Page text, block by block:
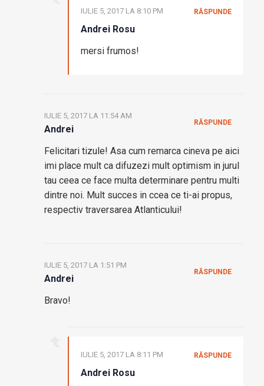
Andrei Rosu
IULIE 5, 2017 LA 8:10 PM
mersi frumos!
RĂSPUNDE
Andrei
IULIE 5, 2017 LA 11:54 AM
Felicitari tizule! Asa cum remarca cineva pe aici
imi place mult ca difuzezi mult optimism in jurul
tau ceea ce face multa determinare pentru multi
dintre noi. Mult succes in ccea ce ti-ai propus,
respectiv traversarea Atlanticului!
RĂSPUNDE
Andrei
IULIE 5, 2017 LA 1:51 PM
Bravo!
RĂSPUNDE
Andrei Rosu
IULIE 5, 2017 LA 8:11 PM RĂSPUNDE